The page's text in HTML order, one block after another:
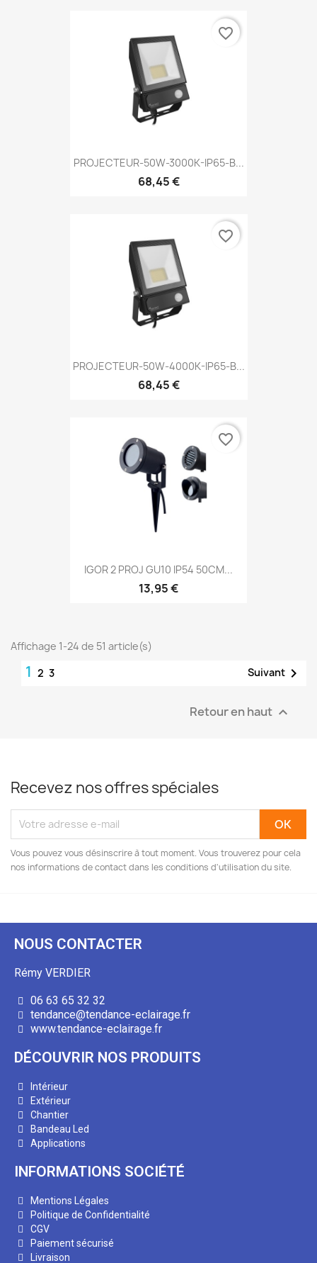
PROJECTEUR-50W-3000K-IP65-B...
68,45 €
favorite_border
PROJECTEUR-50W-4000K-IP65-B...
68,45 €
favorite_border
IGOR 2 PROJ GU10 IP54 50CM...
13,95 €
favorite_border
Affichage 1-24 de 51 article(s)
1 2 3 Suivant 
Retour en haut 
Recevez nos offres spéciales
Vous pouvez vous désinscrire à tout moment. Vous trouverez pour cela
nos informations de contact dans les conditions d'utilisation du site.
NOUS CONTACTER
Rémy VERDIER
06 63 65 32 32
tendance@tendance-eclairage.fr
www.tendance-eclairage.fr
DÉCOUVRIR NOS PRODUITS
Intérieur
Extérieur
Chantier
Bandeau Led
Applications
INFORMATIONS SOCIÉTÉ
Mentions Légales
Politique de Confidentialité
CGV
Paiement sécurisé
Livraison